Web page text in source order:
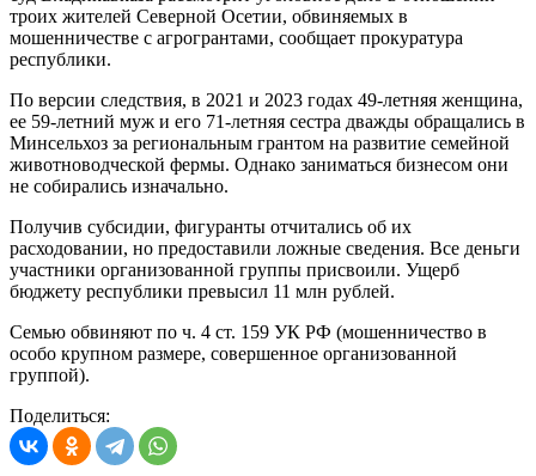
троих жителей Северной Осетии, обвиняемых в
мошенничестве с агрогрантами, сообщает прокуратура
республики.
По версии следствия, в 2021 и 2023 годах 49-летняя женщина,
ее 59-летний муж и его 71-летняя сестра дважды обращались в
Минсельхоз за региональным грантом на развитие семейной
животноводческой фермы. Однако заниматься бизнесом они
не собирались изначально.
Получив субсидии, фигуранты отчитались об их
расходовании, но предоставили ложные сведения. Все деньги
участники организованной группы присвоили. Ущерб
бюджету республики превысил 11 млн рублей.
Семью обвиняют по ч. 4 ст. 159 УК РФ (мошенничество в
особо крупном размере, совершенное организованной
группой).
Поделиться: